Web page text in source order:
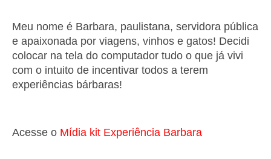
Meu nome é Barbara, paulistana, servidora pública
e apaixonada por viagens, vinhos e gatos! Decidi
colocar na tela do computador tudo o que já vivi
com o intuito de incentivar todos a terem
experiências bárbaras!
Acesse o Mídia kit Experiência Barbara